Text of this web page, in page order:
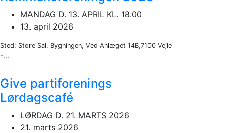
MANDAG D. 13. APRIL KL. 18.00
13. april 2026
Sted: Store Sal, Bygningen, Ved Anlæget 14B,7100 Vejle
-...
Give partiforenings
Lørdagscafé
LØRDAG D. 21. MARTS 2026
21. marts 2026